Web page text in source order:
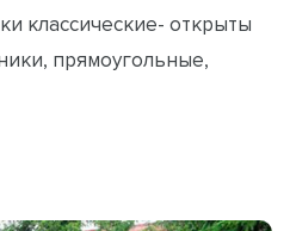
классические- открыты
прямоугольные,